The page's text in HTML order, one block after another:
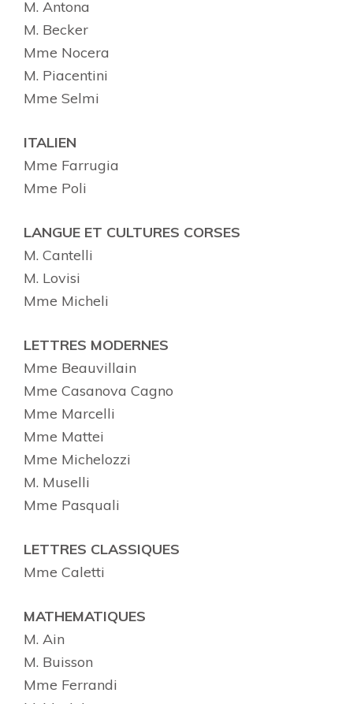
M. Antona
M. Becker
Mme Nocera
M. Piacentini
Mme Selmi
ITALIEN
Mme Farrugia
Mme Poli
LANGUE ET CULTURES CORSES
M. Cantelli
M. Lovisi
Mme Micheli
LETTRES MODERNES
Mme Beauvillain
Mme Casanova Cagno
Mme Marcelli
Mme Mattei
Mme Michelozzi
M. Muselli
Mme Pasquali
LETTRES CLASSIQUES
Mme Caletti
MATHEMATIQUES
M. Ain
M. Buisson
Mme Ferrandi